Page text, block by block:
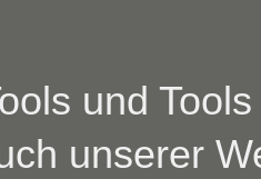
und
unserer